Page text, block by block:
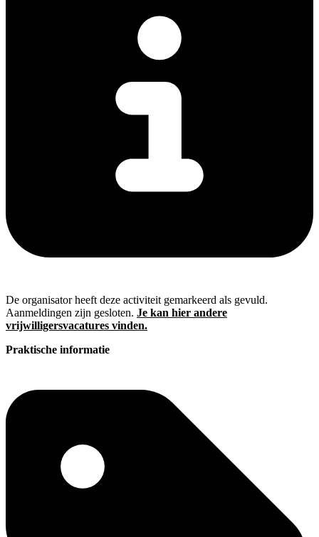
De organisator heeft deze activiteit gemarkeerd als gevuld.
Aanmeldingen zijn gesloten. Je kan hier andere
vrijwilligersvacatures vinden.
Praktische informatie